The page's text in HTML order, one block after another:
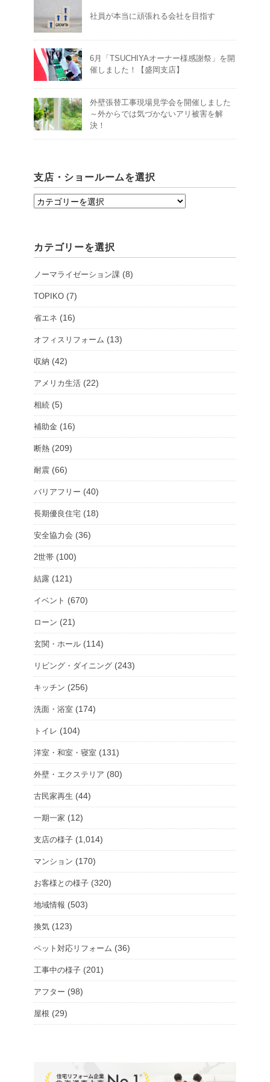
社員が本当に頑張れる会社を目指す
6月「TSUCHIYAオーナー様感謝祭」を開
催しました！【盛岡支店】
外壁張替工事現場見学会を開催しました
～外からでは気づかないアリ被害を解
決！
支店・ショールームを選択
支
ョ
ル
ー
を
選
択
カテゴリーを選択
ノーマライゼーション課 (8)
TOPIKO (7)
省エネ (16)
オフィスリフォーム (13)
収納 (42)
アメリカ生活 (22)
相続 (5)
補助金 (16)
断熱 (209)
耐震 (66)
バリアフリー (40)
長期優良住宅 (18)
安全協力会 (36)
2世帯 (100)
結露 (121)
イベント (670)
ローン (21)
玄関・ホール (114)
リビング・ダイニング (243)
キッチン (256)
洗面・浴室 (174)
トイレ (104)
洋室・和室・寝室 (131)
外壁・エクステリア (80)
古民家再生 (44)
一期一家 (12)
支店の様子 (1,014)
マンション (170)
お客様との様子 (320)
地域情報 (503)
換気 (123)
ペット対応リフォーム (36)
工事中の様子 (201)
アフター (98)
屋根 (29)